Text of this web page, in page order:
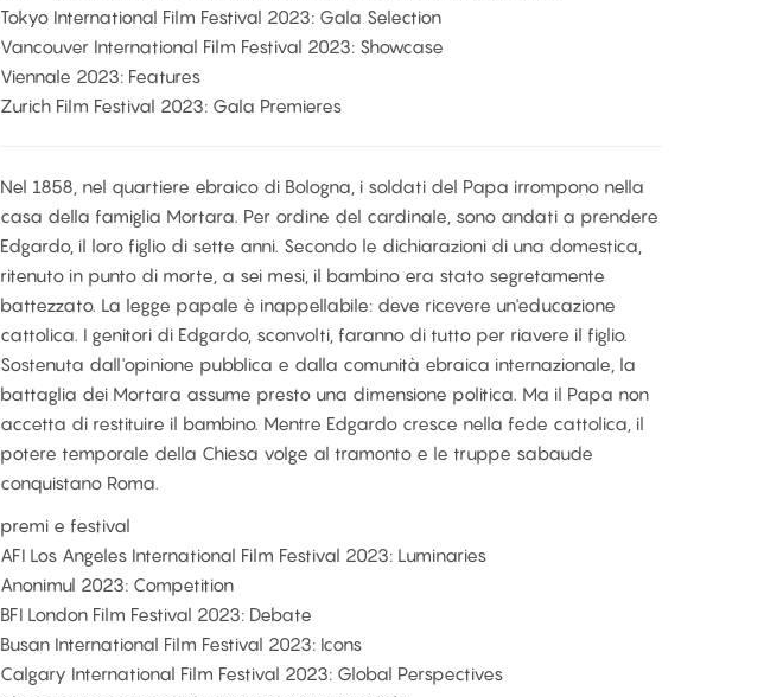
Tokyo International Film Festival 2023: Gala Selection
Vancouver International Film Festival 2023: Showcase
Viennale 2023: Features
Zurich Film Festival 2023: Gala Premieres
Nel 1858, nel quartiere ebraico di Bologna, i soldati del Papa irrompono nella
casa della famiglia Mortara. Per ordine del cardinale, sono andati a prendere
Edgardo, il loro figlio di sette anni. Secondo le dichiarazioni di una domestica,
ritenuto in punto di morte, a sei mesi, il bambino era stato segretamente
battezzato. La legge papale è inappellabile: deve ricevere un'educazione
cattolica. I genitori di Edgardo, sconvolti, faranno di tutto per riavere il figlio.
Sostenuta dall'opinione pubblica e dalla comunità ebraica internazionale, la
battaglia dei Mortara assume presto una dimensione politica. Ma il Papa non
accetta di restituire il bambino. Mentre Edgardo cresce nella fede cattolica, il
potere temporale della Chiesa volge al tramonto e le truppe sabaude
conquistano Roma.
premi e festival
AFI Los Angeles International Film Festival 2023: Luminaries
Anonimul 2023: Competition
BFI London Film Festival 2023: Debate
Busan International Film Festival 2023: Icons
Calgary International Film Festival 2023: Global Perspectives